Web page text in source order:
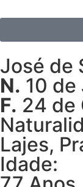
José de
N. 10 de
F. 24 de
Lajes,
Idade: